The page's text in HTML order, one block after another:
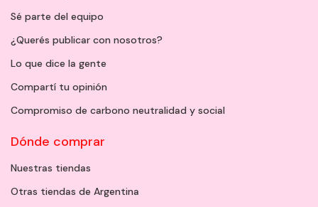
Sé parte del equipo
¿Querés publicar con nosotros?
Lo que dice la gente
Compartí tu opinión
Compromiso de carbono neutralidad y social
Dónde comprar
Nuestras tiendas
Otras tiendas de Argentina